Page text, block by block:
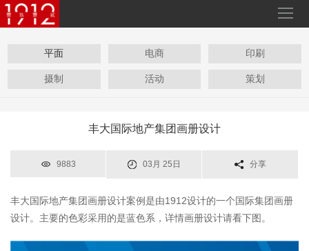
平面 电商 印刷
摄制 活动 策划
丰大国际地产集团画册设计
9883 03月 25日 分享
丰大国际地产集团画册设计案例是由1912设计的一个国际集团画册
设计。主要的色彩采用的是蓝色系，详情画册设计请看下图。